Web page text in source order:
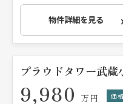
物件詳細を見る
プラウドタワー武蔵
9,980 万円 価